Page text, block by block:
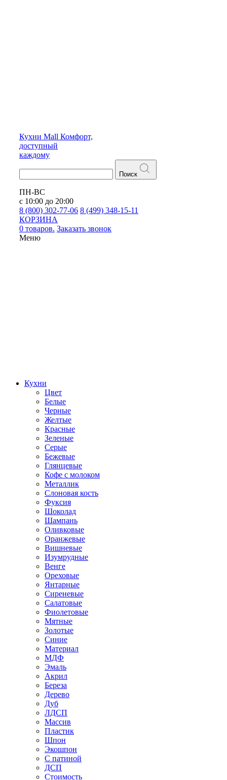
Кухни Mall Комфорт,
доступный
каждому
Поиск
ПН-ВС
с 10:00 до 20:00
8 (800) 302-77-06 8 (499) 348-15-11
КОРЗИНА
0 товаров. Заказать звонок
Меню
Кухни
Цвет
Белые
Черные
Желтые
Красные
Зеленые
Серые
Бежевые
Глянцевые
Кофе с молоком
Металлик
Слоновая кость
Фуксия
Шоколад
Шампань
Оливковые
Оранжевые
Вишневые
Изумрудные
Венге
Ореховые
Янтарные
Сиреневые
Салатовые
Фиолетовые
Мятные
Золотые
Синие
Материал
МДФ
Эмаль
Акрил
Береза
Дерево
Дуб
ЛДСП
Массив
Пластик
Шпон
Экошпон
С патиной
ДСП
Стоимость